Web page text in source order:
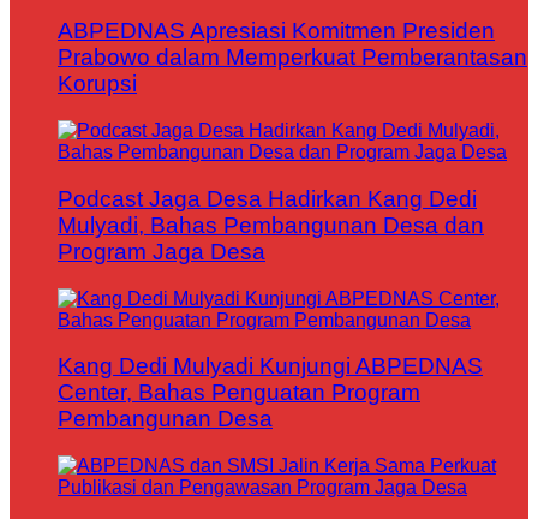
ABPEDNAS Apresiasi Komitmen Presiden
Prabowo dalam Memperkuat Pemberantasan
Korupsi
Podcast Jaga Desa Hadirkan Kang Dedi
Mulyadi, Bahas Pembangunan Desa dan
Program Jaga Desa
Kang Dedi Mulyadi Kunjungi ABPEDNAS
Center, Bahas Penguatan Program
Pembangunan Desa